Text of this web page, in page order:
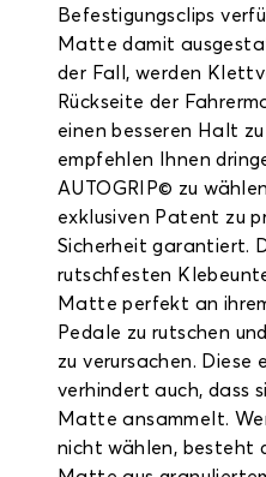
Befestigungsclips
Matte damit
der Fall, werden
Rückseite der
einen besseren Halt
empfehlen Ihnen
AUTOGRIP© zu
exklusiven Patent zu
Sicherheit garantiert.
rutschfesten
Matte perfekt an
Pedale zu rutschen
zu verursachen. Diese
verhindert auch, dass
Matte ansammelt.
nicht wählen, besteht